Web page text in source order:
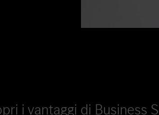
i vantaggi di Business